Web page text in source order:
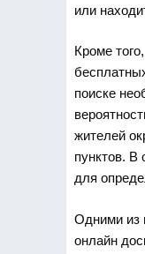
или
Кроме
поиске
жителей
пунктов. В
для
Одними из
онлайн